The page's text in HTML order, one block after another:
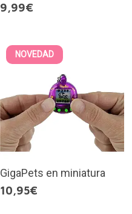
9,99€
NOVEDAD
GigaPets en miniatura
10,95€